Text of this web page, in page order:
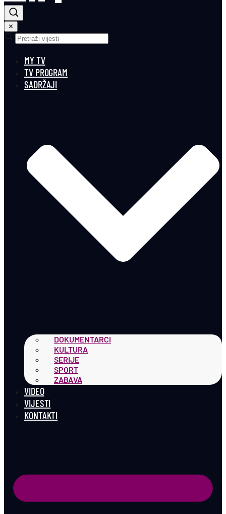
✕
MY TV
TV PROGRAM
SADRŽAJI
DOKUMENTARCI
KULTURA
SERIJE
SPORT
ZABAVA
VIDEO
VIJESTI
KONTAKTI